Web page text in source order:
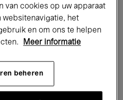
Lezingen & Debatten
Global Music
van cookies op uw apparaat
websitenavigatie, het
en om ons te helpen
Meer informatie
beheren